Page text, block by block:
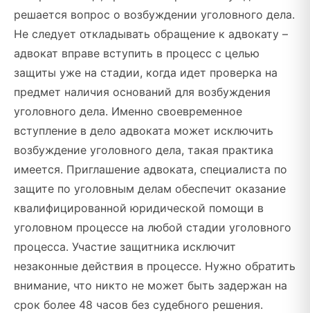
решается вопрос о возбуждении уголовного дела.
Не следует откладывать обращение к адвокату –
адвокат вправе вступить в процесс с целью
защиты уже на стадии, когда идет проверка на
предмет наличия оснований для возбуждения
уголовного дела. Именно своевременное
вступление в дело адвоката может исключить
возбуждение уголовного дела, такая практика
имеется. Приглашение адвоката, специалиста по
защите по уголовным делам обеспечит оказание
квалифицированной юридической помощи в
уголовном процессе на любой стадии уголовного
процесса. Участие защитника исключит
незаконные действия в процессе. Нужно обратить
внимание, что никто не может быть задержан на
срок более 48 часов без судебного решения.